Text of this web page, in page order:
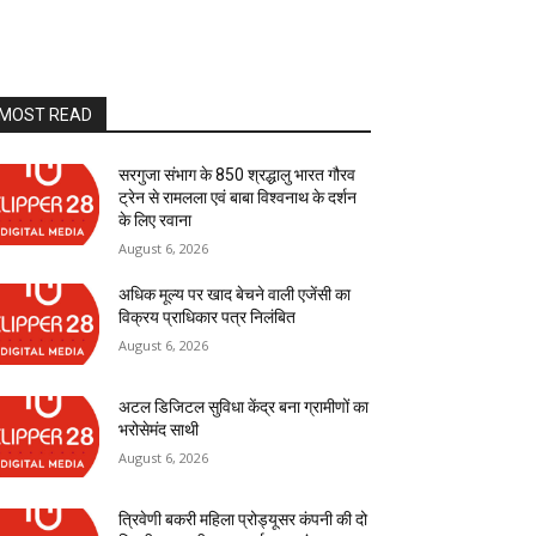
READ
सरगुजा संभाग के 850 श्रद्धालु भारत गौरव
ट्रेन से रामलला एवं बाबा विश्वनाथ के दर्शन
के लिए रवाना
August 6, 2026
अधिक मूल्य पर खाद बेचने वाली एजेंसी का
विक्रय प्राधिकार पत्र निलंबित
August 6, 2026
अटल डिजिटल सुविधा केंद्र बना ग्रामीणों का
भरोसेमंद साथी
August 6, 2026
त्रिवेणी बकरी महिला प्रोड्यूसर कंपनी की दो